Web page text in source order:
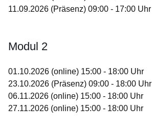
11.09.2026 (Präsenz) 09:00 - 17:00 Uhr
Modul 2
01.10.2026 (online) 15:00 - 18:00 Uhr
23.10.2026 (Präsenz) 09:00 - 18:00 Uhr
06.11.2026 (online) 15:00 - 18:00 Uhr
27.11.2026 (online) 15:00 - 18:00 Uhr